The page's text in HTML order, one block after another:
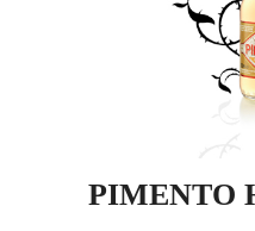
PIMENTO